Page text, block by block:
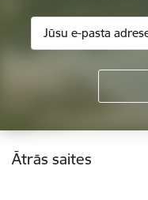
Kājene
Ātrās saites